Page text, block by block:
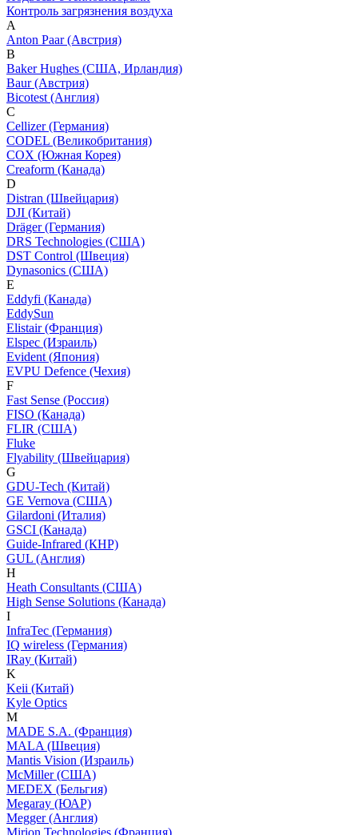
Контроль загрязнения воздуха
A
Anton Paar (Австрия)
B
Baker Hughes (США, Ирландия)
Baur (Австрия)
Bicotest (Англия)
C
Cellizer (Германия)
CODEL (Великобритания)
COX (Южная Корея)
Creaform (Канада)
D
Distran (Швейцария)
DJI (Китай)
Dräger (Германия)
DRS Technologies (США)
DST Control (Швеция)
Dynasonics (США)
E
Eddyfi (Канада)
EddySun
Elistair (Франция)
Elspec (Израиль)
Evident (Япония)
EVPU Defence (Чехия)
F
Fast Sense (Россия)
FISO (Канада)
FLIR (США)
Fluke
Flyability (Швейцария)
G
GDU-Tech (Китай)
GE Vernova (США)
Gilardoni (Италия)
GSCI (Канада)
Guide-Infrared (КНР)
GUL (Англия)
H
Heath Consultants (США)
High Sense Solutions (Канада)
I
InfraTec (Германия)
IQ wireless (Германия)
IRay (Китай)
K
Keii (Китай)
Kyle Optics
M
MADE S.A. (Франция)
MALA (Швеция)
Mantis Vision (Израиль)
McMiller (США)
MEDEX (Бельгия)
Megaray (ЮАР)
Megger (Англия)
Mirion Technologies (Франция)